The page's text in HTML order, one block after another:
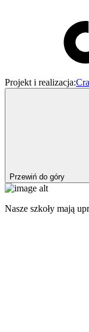
Projekt i realizacja:
Przewiń do góry
Nasze szkoły mają